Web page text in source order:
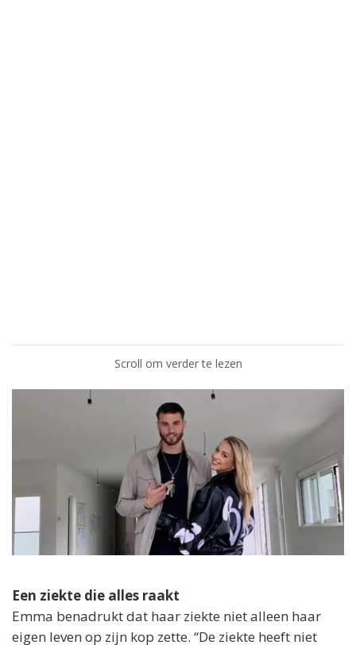
Scroll om verder te lezen
Een ziekte die alles raakt
Emma benadrukt dat haar ziekte niet alleen haar
eigen leven op zijn kop zette. “De ziekte heeft niet